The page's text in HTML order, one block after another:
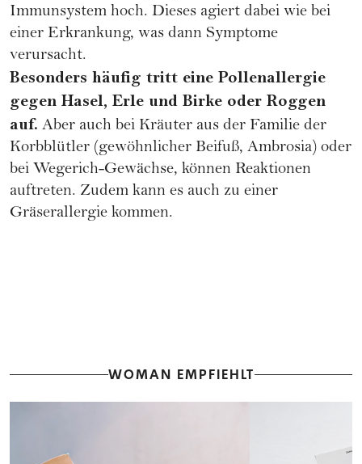
Immunsystem hoch. Dieses agiert dabei wie bei
einer Erkrankung, was dann Symptome
verursacht.
Besonders häufig tritt eine Pollenallergie
gegen Hasel, Erle und Birke oder Roggen
auf. Aber auch bei Kräuter aus der Familie der
Korbblütler (gewöhnlicher Beifuß, Ambrosia) oder
bei Wegerich-Gewächse, können Reaktionen
auftreten. Zudem kann es auch zu einer
Gräserallergie kommen.
WOMAN EMPFIEHLT